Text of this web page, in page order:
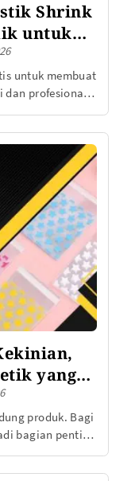
Shrink
untuk
untuk membuat
dan profesional.
risiko kemasan
yang
produk. Bagi
bagian penting